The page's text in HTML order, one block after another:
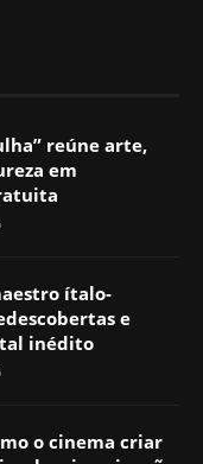
reúne arte,
em
ítalo-
e
inédito
o cinema criar